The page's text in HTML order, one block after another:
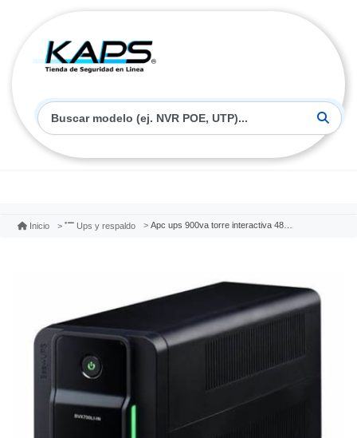
Inicio Ups y respaldo Apc ups 900va torre interactiva 480 watt bvx900li-ms